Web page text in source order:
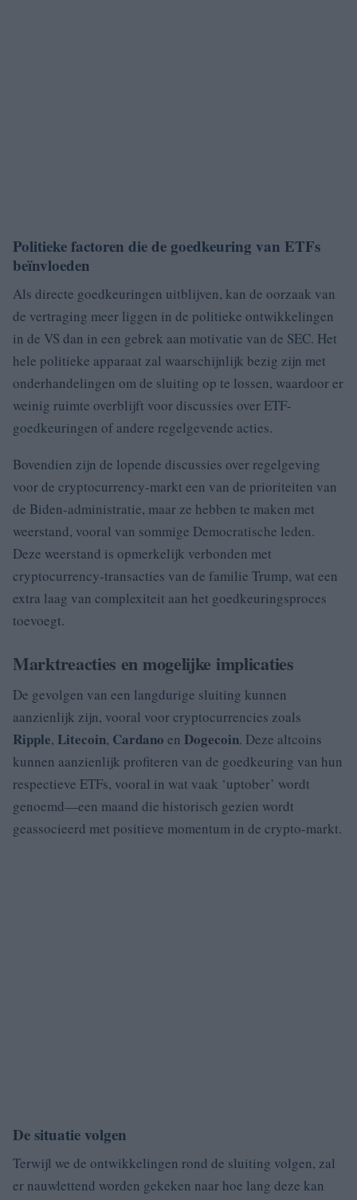
Politieke factoren die de goedkeuring van ETFs
beïnvloeden
Als directe goedkeuringen uitblijven, kan de oorzaak van
de vertraging meer liggen in de politieke ontwikkelingen
in de VS dan in een gebrek aan motivatie van de SEC. Het
hele politieke apparaat zal waarschijnlijk bezig zijn met
onderhandelingen om de sluiting op te lossen, waardoor er
weinig ruimte overblijft voor discussies over ETF-
goedkeuringen of andere regelgevende acties.
Bovendien zijn de lopende discussies over regelgeving
voor de cryptocurrency-markt een van de prioriteiten van
de Biden-administratie, maar ze hebben te maken met
weerstand, vooral van sommige Democratische leden.
Deze weerstand is opmerkelijk verbonden met
cryptocurrency-transacties van de familie Trump, wat een
extra laag van complexiteit aan het goedkeuringsproces
toevoegt.
Marktreacties en mogelijke implicaties
De gevolgen van een langdurige sluiting kunnen
aanzienlijk zijn, vooral voor cryptocurrencies zoals
Ripple, Litecoin, Cardano en Dogecoin. Deze altcoins
kunnen aanzienlijk profiteren van de goedkeuring van hun
respectieve ETFs, vooral in wat vaak ‘uptober’ wordt
genoemd—een maand die historisch gezien wordt
geassocieerd met positieve momentum in de crypto-markt.
De situatie volgen
Terwijl we de ontwikkelingen rond de sluiting volgen, zal
er nauwlettend worden gekeken naar hoe lang deze kan